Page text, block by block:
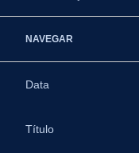
NAVEGAR
Data
Título